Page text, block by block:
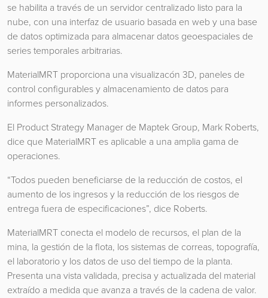
se habilita a través de un servidor centralizado listo para la
nube, con una interfaz de usuario basada en web y una base
de datos optimizada para almacenar datos geoespaciales de
series temporales arbitrarias.
MaterialMRT proporciona una visualizacón 3D, paneles de
control configurables y almacenamiento de datos para
informes personalizados.
El Product Strategy Manager de Maptek Group, Mark Roberts,
dice que MaterialMRT es aplicable a una amplia gama de
operaciones.
“Todos pueden beneficiarse de la reducción de costos, el
aumento de los ingresos y la reducción de los riesgos de
entrega fuera de especificaciones”, dice Roberts.
MaterialMRT conecta el modelo de recursos, el plan de la
mina, la gestión de la flota, los sistemas de correas, topografía,
el laboratorio y los datos de uso del tiempo de la planta.
Presenta una vista validada, precisa y actualizada del material
extraído a medida que avanza a través de la cadena de valor.